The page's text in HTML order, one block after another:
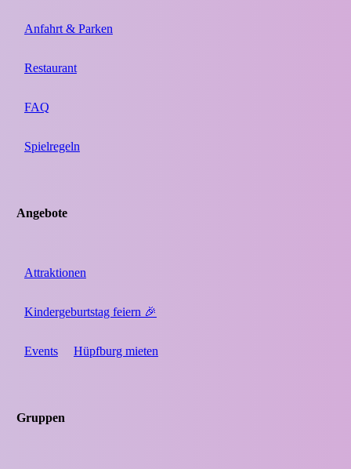
Anfahrt & Parken
Restaurant
FAQ
Spielregeln
Angebote
Attraktionen
Kindergeburtstag feiern 🎉
Events Hüpfburg mieten
Gruppen